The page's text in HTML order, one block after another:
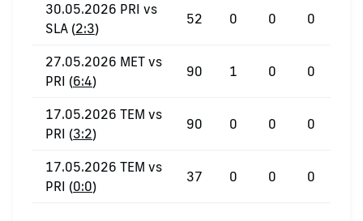
30.05.2026 PRI vs
SLA (2:3)
52 0 0 0
27.05.2026 MET vs
PRI (6:4)
90 1 0 0
17.05.2026 TEM vs
PRI (3:2)
90 0 0 0
17.05.2026 TEM vs
PRI (0:0)
37 0 0 0